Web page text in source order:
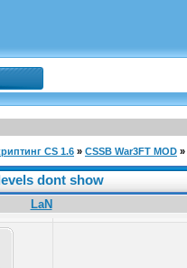
CS 1.6 » CSSB War3FT MOD »
dont show
LaN